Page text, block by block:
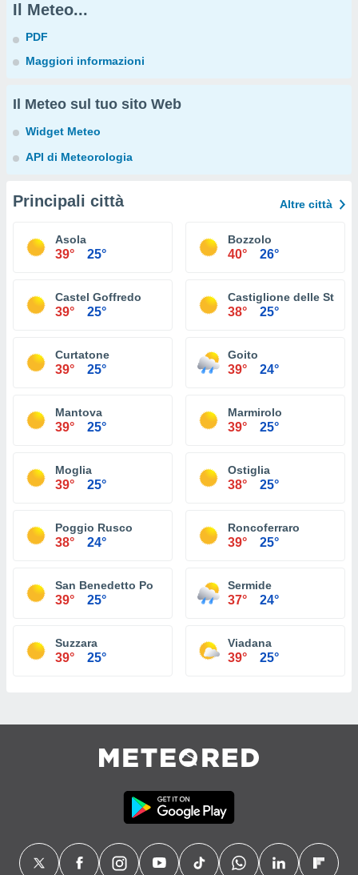
Il Meteo...
PDF
Maggiori informazioni
Il Meteo sul tuo sito Web
Widget Meteo
API di Meteorologia
Principali città Altre città
Asola
39° 25°
Bozzolo
40° 26°
Castel Goffredo
39° 25°
Castiglione delle
38° 25°
Curtatone
39° 25°
Goito
39° 24°
Mantova
39° 25°
Marmirolo
39° 25°
Moglia
39° 25°
Ostiglia
38° 25°
Poggio Rusco
38° 24°
Roncoferraro
39° 25°
San Benedetto Po
39° 25°
Sermide
37° 24°
Suzzara
39° 25°
Viadana
39° 25°